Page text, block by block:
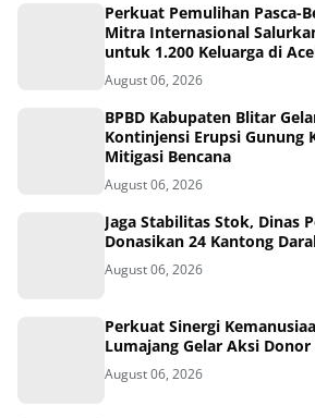
Perkuat Pemulihan Pasca-
Mitra Internasional
untuk 1.200 Keluarga di
August 06, 2026
BPBD Kabupaten Blitar
Kontinjensi Erupsi Gunung
Mitigasi Bencana
August 06, 2026
Jaga Stabilitas Stok, Dinas
Donasikan 24 Kantong
August 06, 2026
Perkuat Sinergi
Lumajang Gelar Aksi Donor
August 06, 2026